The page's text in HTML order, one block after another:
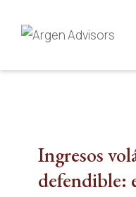
Ingresos
defendible: